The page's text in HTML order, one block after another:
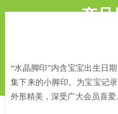
产品
“水晶脚印”内含宝宝出生日
集下来的小脚印。为宝宝记
外形精美，深受广大会员喜爱